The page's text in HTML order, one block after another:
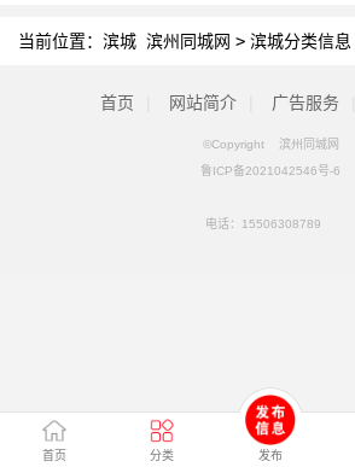
首页 分类 发布
当前位置： 滨城 滨州同城网 > 滨城分类信息
首页 网站简介 广告服务
©Copyright 滨州同城网
鲁ICP备2021042546号-6
电话： 15506308789